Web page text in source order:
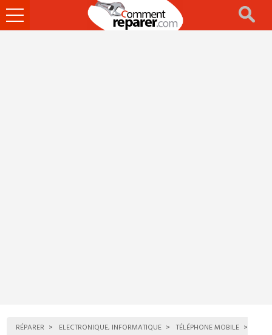
Ouvrir
le
RÉPARER ELECTRONIQUE, INFORMATIQUE
TÉLÉPHONE MOBILE